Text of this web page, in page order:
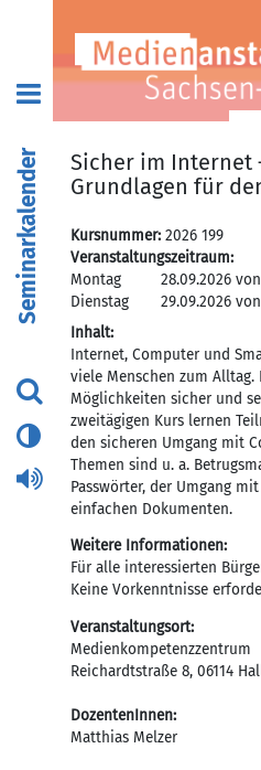
Seminarkalender
Sicher im Internet
Grundlagen für
Kursnummer: 2026 199
Veranstaltungszeitraum:
Montag
28.09.2026
Dienstag
29.09.2026
Inhalt:
Internet, Computer und
viele Menschen zum
Möglichkeiten sicher und
zweitägigen Kurs lernen
den sicheren Umgang mit
Themen sind u. a.
Passwörter, der Umgang
einfachen Dokumenten.
Weitere Informationen:
Für alle interessierten
Keine Vorkenntnisse
Veranstaltungsort:
Medienkompetenzzentrum
Reichardtstraße 8, 06114
DozentenInnen:
Matthias Melzer